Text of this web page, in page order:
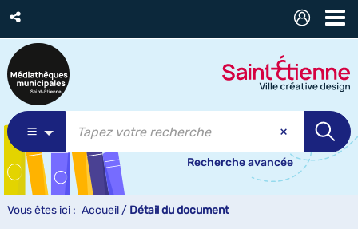
Recherche avancée
Vous êtes ici : Accueil / Détail du document